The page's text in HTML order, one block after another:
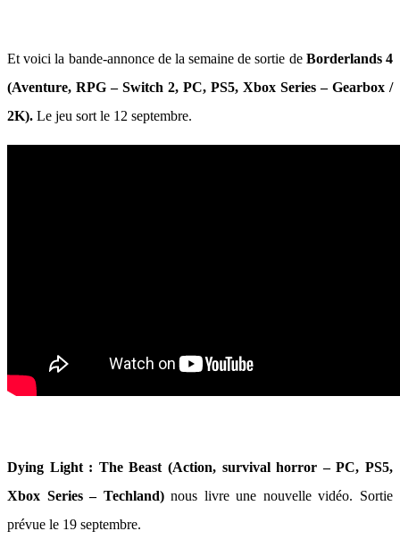
Et voici la bande-annonce de la semaine de sortie de Borderlands 4
(Aventure, RPG – Switch 2, PC, PS5, Xbox Series – Gearbox /
2K). Le jeu sort le 12 septembre.
Dying Light : The Beast (Action, survival horror – PC, PS5,
Xbox Series – Techland)nous livre une nouvelle vidéo. Sortie
prévue le 19 septembre.